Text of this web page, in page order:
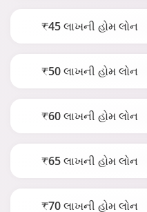
₹45 લાખની હોમ લોન
₹50 લાખની હોમ લોન
₹60 લાખની હોમ લોન
₹65 લાખની હોમ લોન
₹70 લાખની હોમ લોન